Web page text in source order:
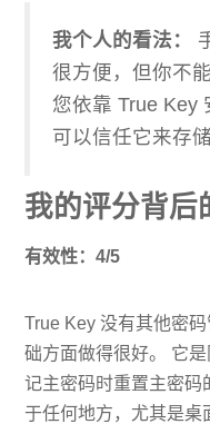
我个人的看法：
很方便，但你不
您依靠 True Key
可以信任它来存
我的评分背后
有效性：4/5
True Key 没有其他密
础方面做得很好。 它
记主密码时重置主密码
于任何地方，尤其是桌